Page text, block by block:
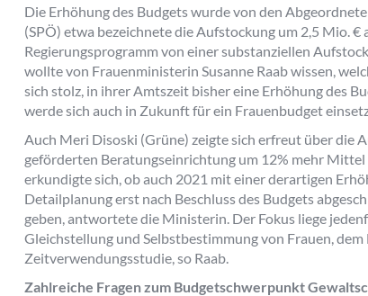
Die Erhöhung des Budgets wurde von den
(SPÖ) etwa bezeichnete die Aufstockung um 2,5 Mio. €
Regierungsprogramm von einer substanziellen
wollte von Frauenministerin Susanne Raab wissen,
sich stolz, in ihrer Amtszeit bisher eine Erhöhung des
werde sich auch in Zukunft für ein Frauenbudget
Auch Meri Disoski (Grüne) zeigte sich erfreut über die
geförderten Beratungseinrichtung um 12% mehr
erkundigte sich, ob auch 2021 mit einer derartigen
Detailplanung erst nach Beschluss des Budgets
geben, antwortete die Ministerin. Der Fokus liege
Gleichstellung und Selbstbestimmung von Frauen,
Zeitverwendungsstudie, so Raab.
Zahlreiche Fragen zum Budgetschwerpunkt